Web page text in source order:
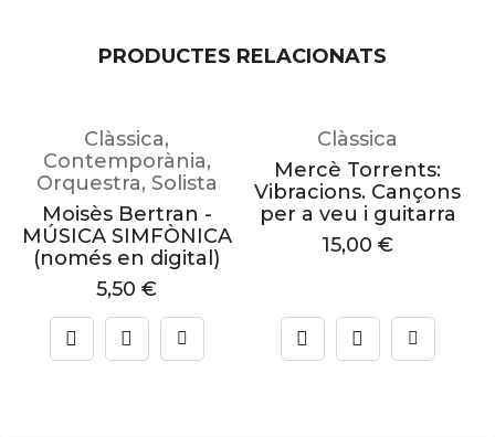
PRODUCTES RELACIONATS
Clàssica,
Contemporània,
Orquestra, Solista
Moisès Bertran -
MÚSICA SIMFÒNICA
(només en digital)
5,50 €
Clàssica
Mercè Torrents:
Vibracions. Cançons
per a veu i guitarra
15,00 €